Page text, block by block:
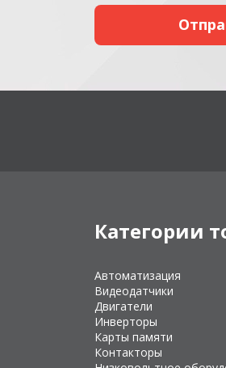
Категории
Автоматизация
Видеодатчики
Двигатели
Инверторы
Карты памяти
Контакторы